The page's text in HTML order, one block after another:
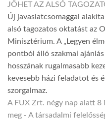
JÖHET AZ ALSÓ
Új javaslatcsomaggal
alsó tagozatos oktatást az
Minisztérium. A „Legyen
pontból álló szakmai
hosszának rugalmasabb
kevesebb házi feladatot és
szorgalmaz.
A FUX Zrt. négy nap alatt
meg - A társadalmi